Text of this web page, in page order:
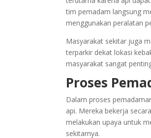
tim pemadam langsung
menggunakan peralatan
Masyarakat sekitar juga
terparkir dekat lokasi
masyarakat sangat
Proses
Dalam proses
api. Mereka bekerja
melakukan upaya untuk
sekitarnya.